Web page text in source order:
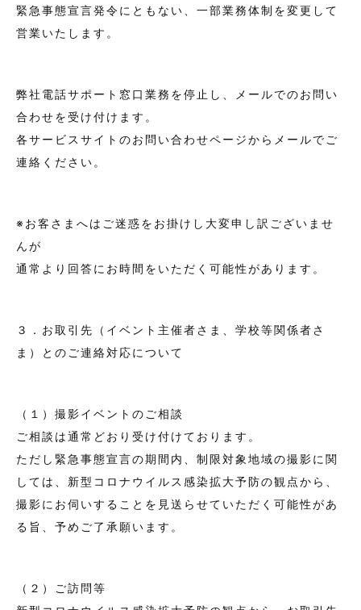
緊急事態宣言発令にともない、一部業務体制を変更して
営業いたします。
弊社電話サポート窓口業務を停止し、メールでのお問い
合わせを受け付けます。
各サービスサイトのお問い合わせページからメールでご
連絡ください。
※お客さまへはご迷惑をお掛けし大変申し訳ございませ
んが
通常より回答にお時間をいただく可能性があります。
３．お取引先（イベント主催者さま、学校等関係者さ
ま）とのご連絡対応について
（１）撮影イベントのご相談
ご相談は通常どおり受け付けております。
ただし緊急事態宣言の期間内、制限対象地域の撮影に関
しては、新型コロナウイルス感染拡大予防の観点から、
撮影にお伺いすることを見送らせていただく可能性があ
る旨、予めご了承願います。
（２）ご訪問等